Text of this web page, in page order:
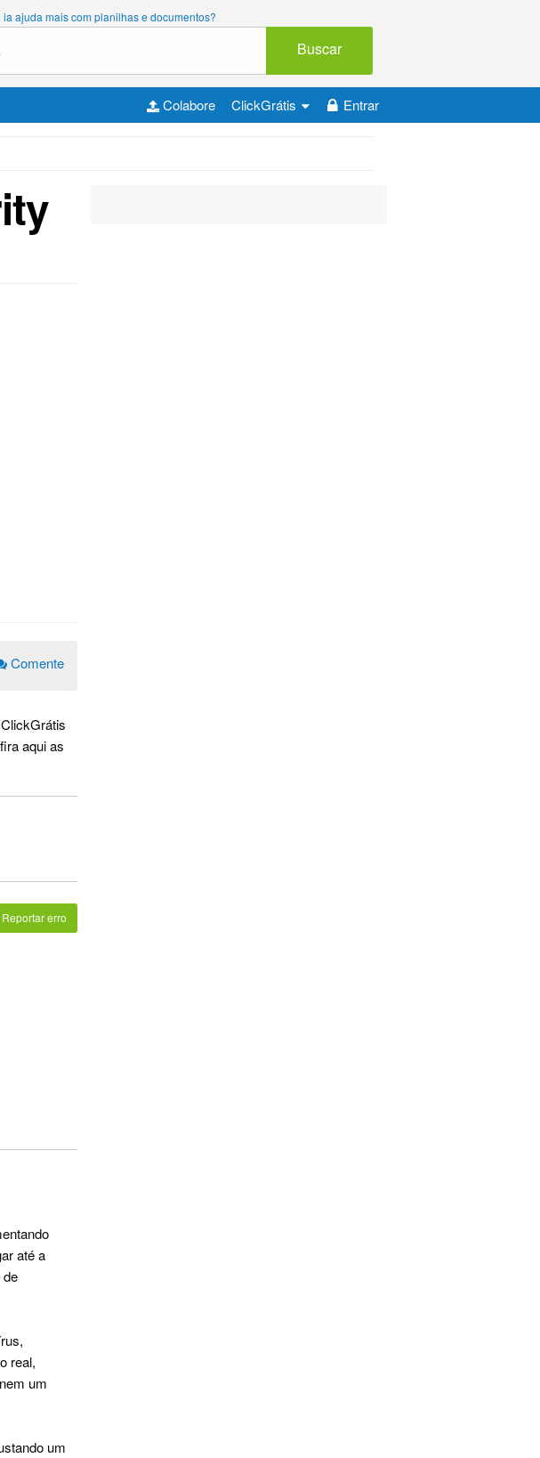
ajuda mais com planilhas e documentos?
Buscar
Entrar
ClickGrátis
Colabore
Comente
aqui as
Reportar erro
até a
de
real,
um
um